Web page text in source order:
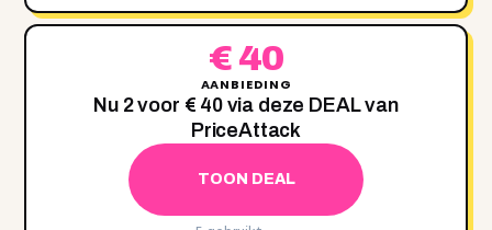
€ 40
AANBIEDING
Nu 2 voor € 40 via deze DEAL van
PriceAttack
TOON DEAL